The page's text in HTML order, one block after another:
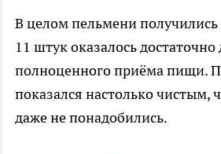
В целом пельмени
11 штук оказалось достаточно
полноценного приёма пищи.
показался настолько чистым,
даже не понадобились.